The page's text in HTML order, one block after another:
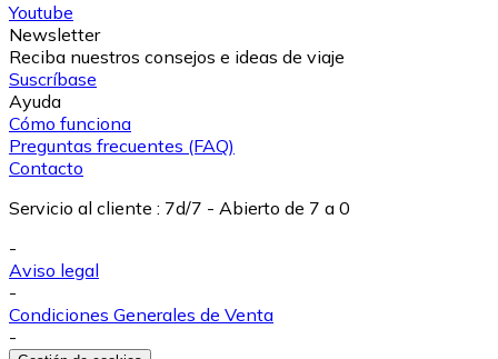
Youtube
Newsletter
Reciba nuestros consejos e ideas de viaje
Suscríbase
Ayuda
Cómo funciona
Preguntas frecuentes (FAQ)
Contacto
Servicio al cliente : 7d/7 - Abierto de 7 a 0
-
Aviso legal
-
Condiciones Generales de Venta
-